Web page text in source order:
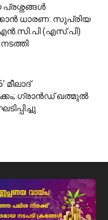
പ്രശ്നങ്ങൾ
ധാരണ: സുപ്രിയ
(എസ്.പി)
ഗ്രാൻഡ് ഖത്മുൽ